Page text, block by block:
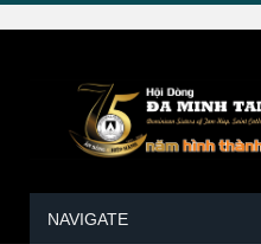
NAVIGATE